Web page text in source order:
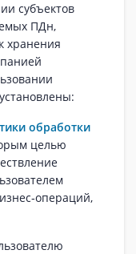
субъектов
ПДн,
хранения
обработки
целью